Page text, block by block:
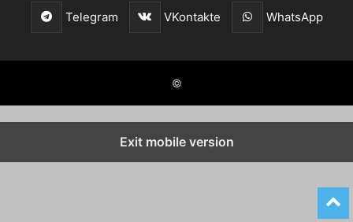
Telegram VKontakte WhatsApp
©
Exit mobile version